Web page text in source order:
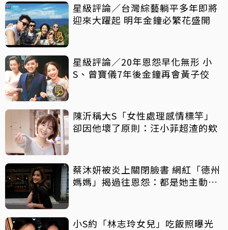
星級評論／台灣綜藝躺平多年即將
迎來大躍起 明年金鐘必繁花盛開
星級評論／20年恩怨早化無形 小
S、曾寶儀7年後金鐘再會黃子佼
陳沂稱大S「女性處理感情標竿」
卻因他壞了原則：汪小菲超渣的欸
蔡沐妍被炎上關閉臉書 網紅「德州
媽媽」揭過往恩怨：都是她主動攻
小S約「林志玲女兒」吃飯照曝光